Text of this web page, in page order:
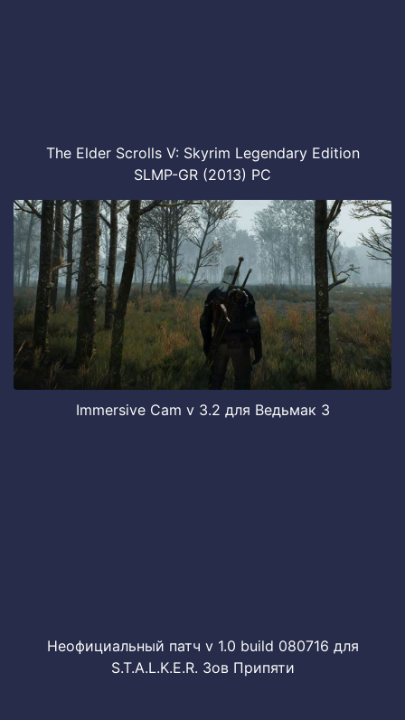
The Elder Scrolls V: Skyrim Legendary Edition
SLMP-GR (2013) PC
Immersive Cam v 3.2 для Ведьмак 3
Неофициальный патч v 1.0 build 080716 для
S.T.A.L.K.E.R. Зов Припяти